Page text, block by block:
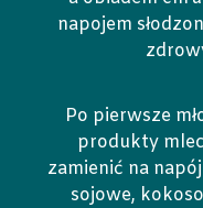
napojem
Po pierwsze
produkty
zamienić na
sojowe,